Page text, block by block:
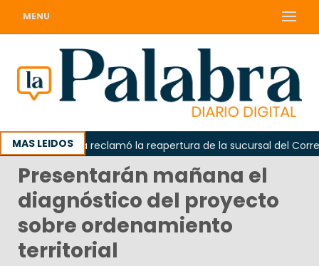
MENU
MAS LEIDOS
Odarda reclamó la reapertura de la sucursal del Correo
Presentarán mañana el
diagnóstico del proyecto
sobre ordenamiento
territorial